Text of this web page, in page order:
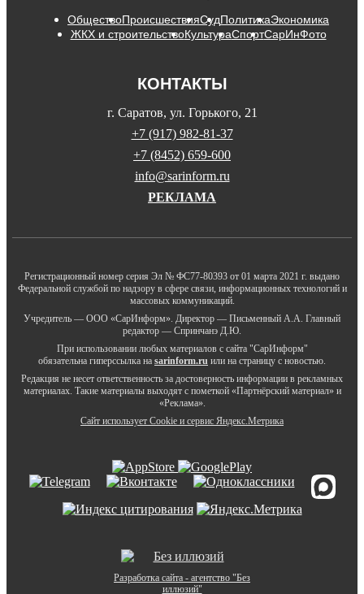
ОбществоПроисшествияСудПолитикаЭкономика
ЖКХ и строительствоКультураСпортСарИнФото
КОНТАКТЫ
г. Саратов, ул. Горького, 21
+7 (917) 982-81-37
+7 (8452) 659-600
info@sarinform.ru
РЕКЛАМА
Регистрационный номер серия Эл № ФС77-80393 от 01 марта 2021 г. выдано
Федеральной службой по надзору в сфере связи, информационных технологий и
массовых коммуникаций.
Учредитель — ООО «СарИнформ». Директор — Письменный А.А. Главный
редактор — Спринчанэ Д.Ю.
При использовании любых материалов с сайта "СарИнформ"
обязательна гиперссылка на sarinform.ru или на страницу с новостью.
Редакция не несет ответственность за достоверность информации в рекламных
материалах. Такие материалы выходят с пометкой «Партнёрский материал» и
«Реклама».
Сайт использует Cookie и сервиc Яндекс.Метрика
Разработка сайта - агентство "Без
иллюзий"